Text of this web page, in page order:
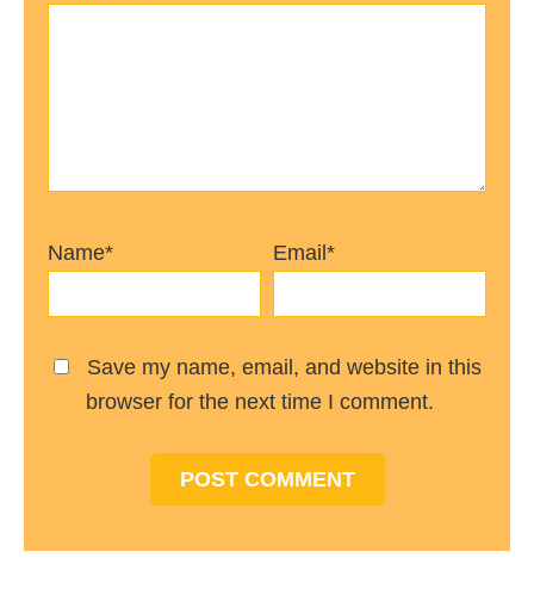
Name* Email*
Save my name, email, and website in this
browser for the next time I comment.